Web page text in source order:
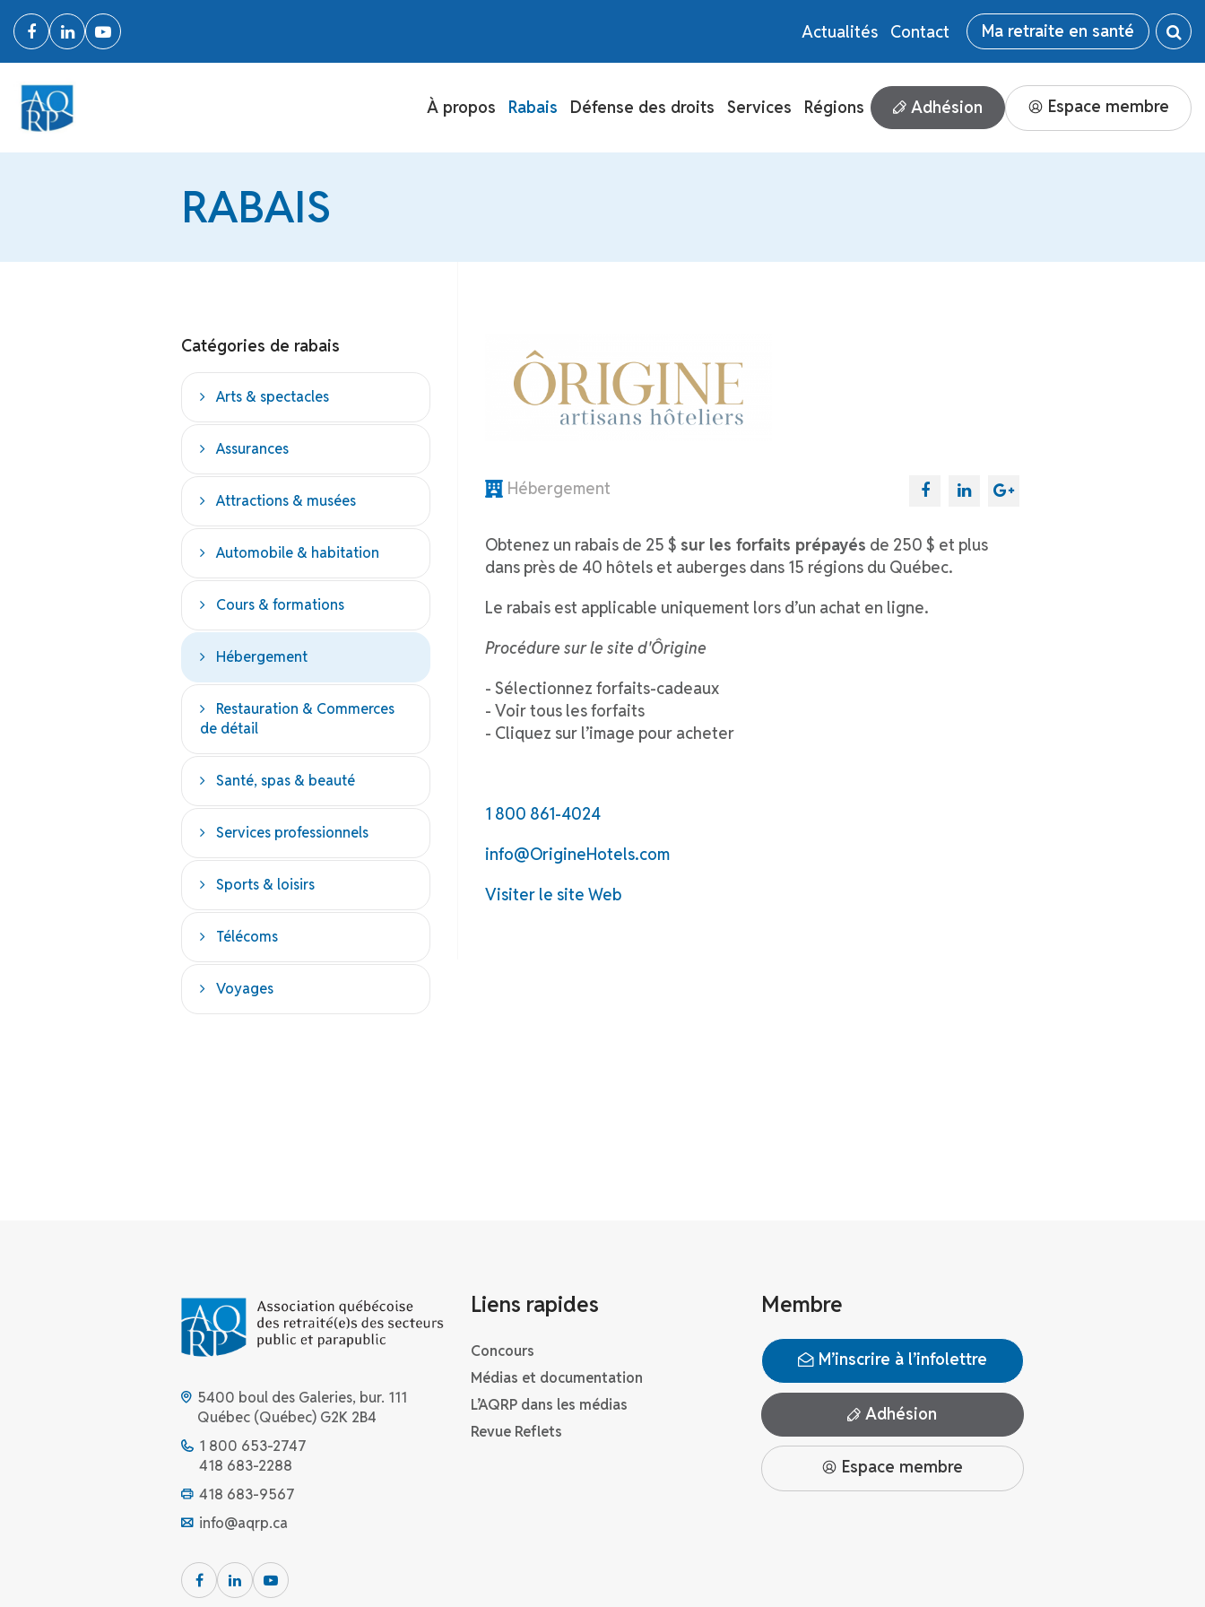
Actualités Contact Ma retraite en santé
À propos Rabais Défense des droits Services Régions Adhésion Espace membre
RABAIS
Hébergement
Obtenez un rabais de 25 $ sur les forfaits prépayés de 250 $ et plus
dans près de 40 hôtels et auberges dans 15 régions du Québec.
Le rabais est applicable uniquement lors d’un achat en ligne.
Procédure sur le site d'Ôrigine
- Sélectionnez forfaits-cadeaux
- Voir tous les forfaits
- Cliquez sur l’image pour acheter
1 800 861-4024
info@OrigineHotels.com
Visiter le site Web
Catégories de rabais
Arts & spectacles
Assurances
Attractions & musées
Automobile & habitation
Cours & formations
Hébergement
Restauration & Commerces
de détail
Santé, spas & beauté
Services professionnels
Sports & loisirs
Télécoms
Voyages
5400 boul des Galeries, bur. 111
Québec (Québec) G2K 2B4
1 800 653-2747
418 683-2288
418 683-9567
info@aqrp.ca
Liens rapides
Concours
Médias et documentation
L’AQRP dans les médias
Revue Reflets
Membre
M’inscrire à l’infolettre
Adhésion
Espace membre